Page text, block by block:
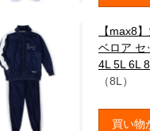
【max8
ベロア セ
4L 5L 6L
（8L）
買い物